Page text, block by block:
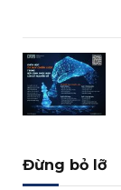
Đừng bỏ lỡ